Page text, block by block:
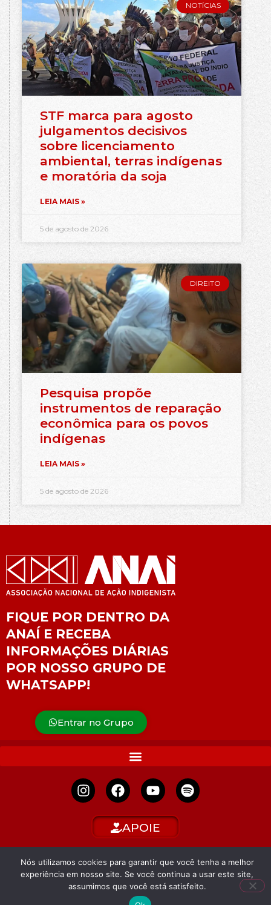
NOTÍCIAS
STF marca para agosto
julgamentos decisivos
sobre licenciamento
ambiental, terras indígenas
e moratória da soja
LEIA MAIS »
5 de agosto de 2026
DIREITO
Pesquisa propõe
instrumentos de reparação
econômica para os povos
indígenas
LEIA MAIS »
5 de agosto de 2026
FIQUE POR DENTRO DA
ANAÍ E RECEBA
INFORMAÇÕES DIÁRIAS
POR NOSSO GRUPO DE
WHATSAPP!
Entrar no Grupo
APOIE
Nós utilizamos cookies para garantir que você tenha a melhor
experiência em nosso site. Se você continua a usar este site,
assumimos que você está satisfeito.